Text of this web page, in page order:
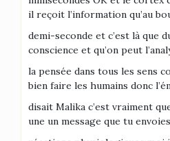
il reçoit l’information qu’au
demi-seconde et c’est là que
conscience et qu’on peut
la pensée dans tous les sens
bien faire les humains donc
disait Malika c’est vraiment
une un message que tu